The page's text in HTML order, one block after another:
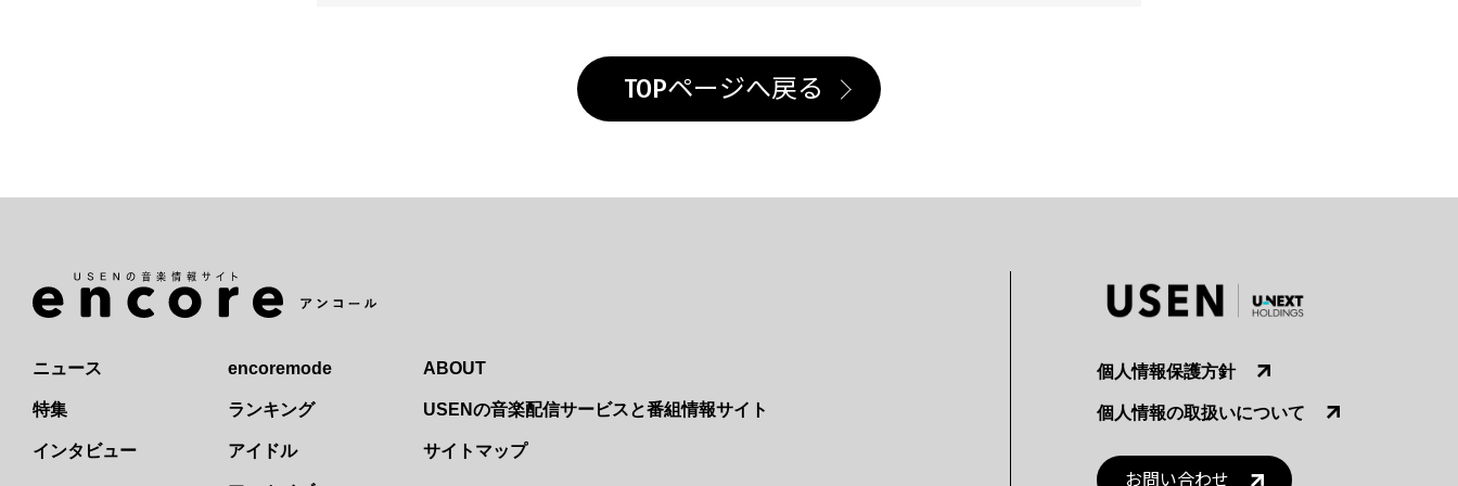
TOPページへ戻る
ニュース
特集
インタビュー
encoremode
ランキング
アイドル
ABOUT
USENの音楽配信サービスと番組情報サイト
サイトマップ
個人情報保護方針
個人情報の取扱いについて
お問い合わせ